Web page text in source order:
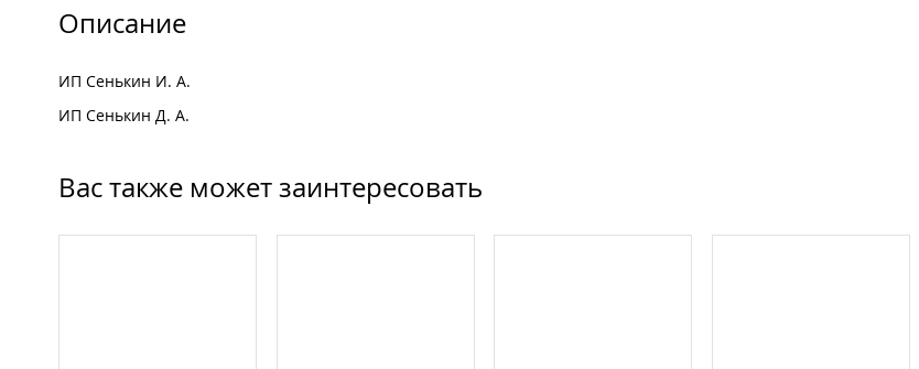
Описание
ИП Сенькин И. А.
ИП Сенькин Д. А.
Вас также может заинтересовать